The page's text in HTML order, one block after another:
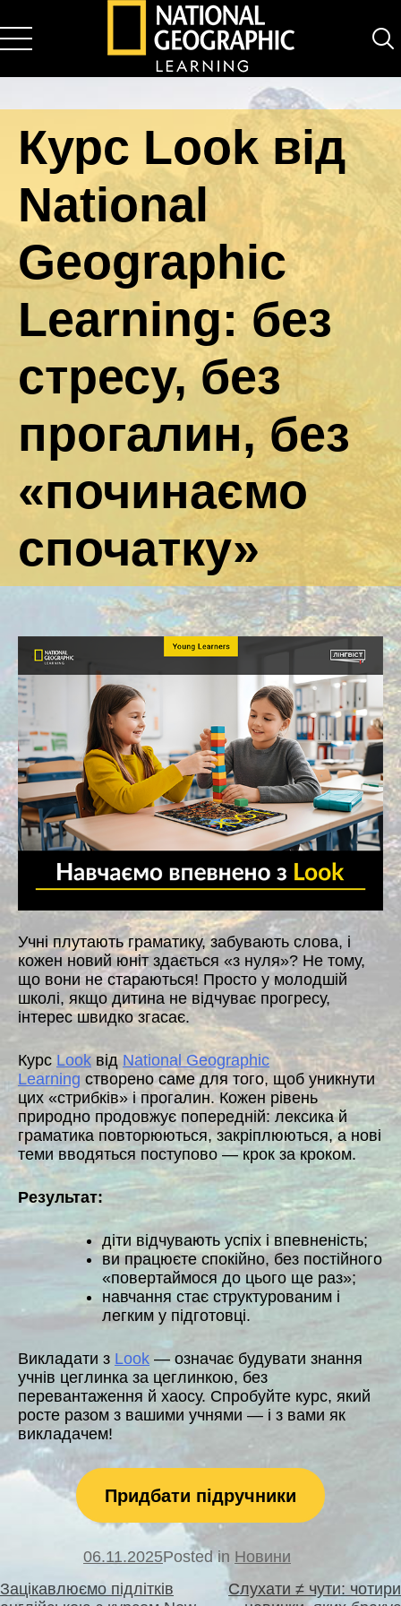
National Geographic Learning
Курс Look від
National
Geographic
Learning: без
стресу, без
прогалин, без
«починаємо
спочатку»
Учні плутають граматику, забувають слова, і
кожен новий юніт здається «з нуля»? Не тому,
що вони не стараються! Просто у молодшій
школі, якщо дитина не відчуває прогресу,
інтерес швидко згасає.
Курс Look від National Geographic
Learning створено саме для того, щоб уникнути
цих «стрибків» і прогалин. Кожен рівень
природно продовжує попередній: лексика й
граматика повторюються, закріплюються, а нові
теми вводяться поступово — крок за кроком.
Результат:
діти відчувають успіх і впевненість;
ви працюєте спокійно, без постійного
«повертаймося до цього ще раз»;
навчання стає структурованим і
легким у підготовці.
Викладати з Look — означає будувати знання
учнів цеглинка за цеглинкою, без
перевантаження й хаосу. Спробуйте курс, який
росте разом з вашими учнями — і з вами як
викладачем!
Придбати підручники
06.11.2025Posted in Новини
Навігація
Зацікавлюємо підлітків
Слухати ≠ чути: чотири